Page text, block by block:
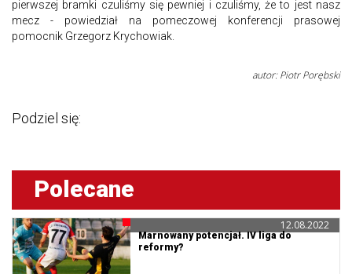
pierwszej bramki czuliśmy się pewniej i czuliśmy, że to jest nasz
mecz - powiedział na pomeczowej konferencji prasowej
pomocnik Grzegorz Krychowiak.
autor: Piotr Porębski
Podziel się:
Polecane
Marnowany potencjał. IV liga do
reformy?
12.08.2022